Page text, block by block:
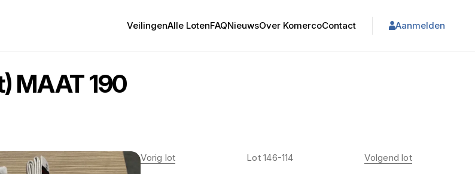
VeilingenAlle LotenFAQNieuwsOver KomercoContact Aanmelden
MAAT 190
Vorig lot Lot 146-114 Volgend lot